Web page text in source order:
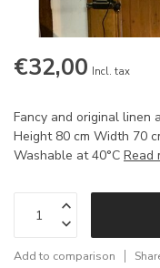
€32,00 Incl. tax
Fancy and original linen
Height 80 cm Width 70
Washable at 40°C Read
Add to comparison